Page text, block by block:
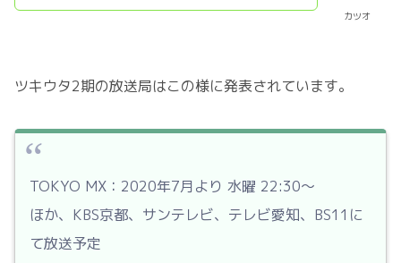
カツオ
ツキウタ2期の放送局はこの様に発表されています。
TOKYO MX：2020年7月より 水曜 22:30〜
ほか、KBS京都、サンテレビ、テレビ愛知、BS11に
て放送予定